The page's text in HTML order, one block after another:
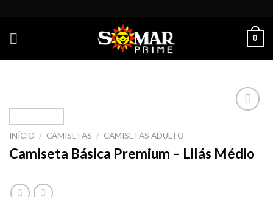
content
0
wishlist
INÍCIO / CAMISETAS / CAMISETAS ADULTO
Camiseta Básica Premium – Lilás Médio